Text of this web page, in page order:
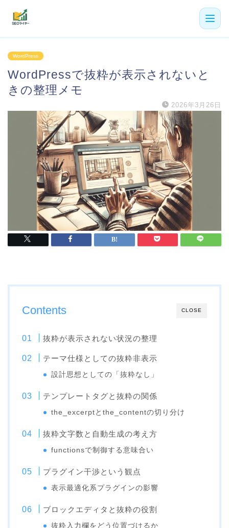
機能
利用者の声
よくある質問
導入事例
お役立ち記事
WordPress
WordPressで抜粋が表示されないと
きの整理メモ
2026年3月26日
CLOSE
Contents
抜粋が表示されない状況の整理
テーマ仕様としての抜粋非表示
設計思想としての「抜粋なし」
テンプレートタグと抜粋の関係
the_excerptとthe_contentの切り分け
抜粋文字数と自動生成の考え方
functionsで制御する意味合い
プラグイン干渉という観点
表示最適化系プラグインの影響
ブロックエディタと抜粋の役割
抜粋入力欄をどう位置づけるか